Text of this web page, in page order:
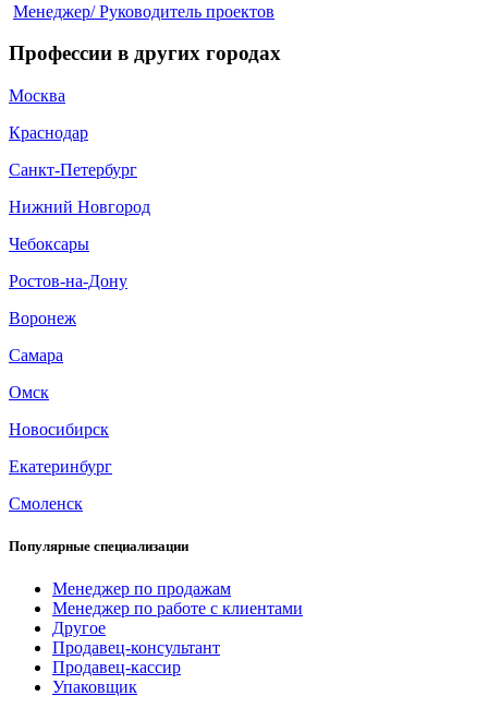
Менеджер/ Руководитель проектов
Профессии в других городах
Москва
Краснодар
Санкт-Петербург
Нижний Новгород
Чебоксары
Ростов-на-Дону
Воронеж
Самара
Омск
Новосибирск
Екатеринбург
Смоленск
Популярные специализации
Менеджер по продажам
Менеджер по работе с клиентами
Другое
Продавец-консультант
Продавец-кассир
Упаковщик